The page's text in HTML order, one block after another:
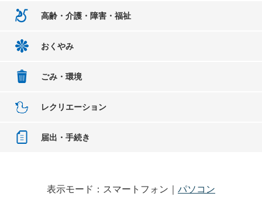
高齢・介護・障害・福祉
おくやみ
ごみ・環境
レクリエーション
届出・手続き
表示モード：スマートフォン｜ パソコン